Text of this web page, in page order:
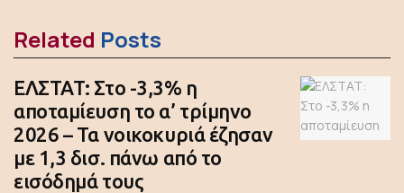
Related Posts
ΕΛΣΤΑΤ: Στο -3,3% η
αποταμίευση το α’ τρίμηνο
2026 – Τα νοικοκυριά έζησαν
με 1,3 δισ. πάνω από το
εισόδημά τους